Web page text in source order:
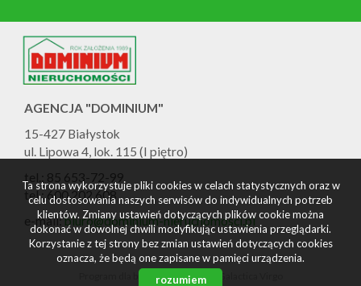
AGENCJA "DOMINIUM"
15-427 Białystok
ul. Lipowa 4, lok. 115 (I piętro)
tel.: 85 653-72-99
tel.: 600 202 608
e-mail:biuro@dominium-nieruchomosci.pl
Program dla biur nieruchomości
Ta strona wykorzystuje pliki cookies w celach statystycznych oraz w
celu dostosowania naszych serwisów do indywidualnych potrzeb
klientów. Zmiany ustawień dotyczących plików cookie można
dokonać w dowolnej chwili modyfikując ustawienia przeglądarki.
Korzystanie z tej strony bez zmian ustawień dotyczących cookies
oznacza, że będą one zapisane w pamięci urządzenia.
rozumiem